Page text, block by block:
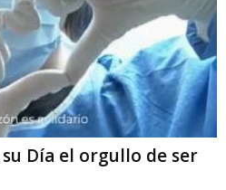
su Día el orgullo de ser